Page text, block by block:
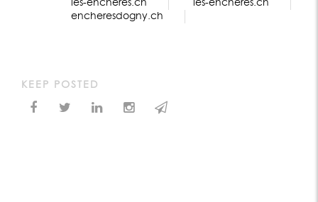
les-encheres.ch
les-enchères.ch
encheresdogny.ch
KEEP POSTED